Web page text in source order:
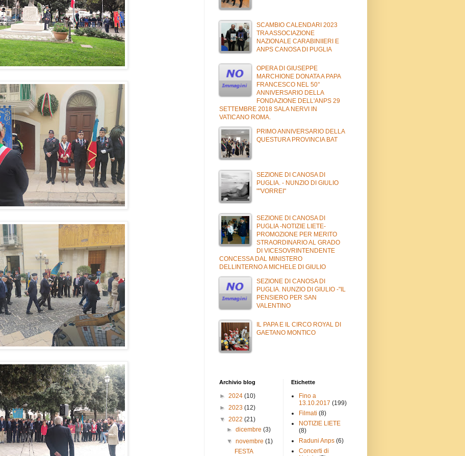
SCAMBIO CALENDARI 2023
TRA ASSOCIAZIONE
NAZIONALE CARABINIIERI E
ANPS CANOSA DI PUGLIA
OPERA DI GIUSEPPE
MARCHIONE DONATA A PAPA
FRANCESCO NEL 50°
ANNIVERSARIO DELLA
FONDAZIONE DELL'ANPS 29
SETTEMBRE 2018 SALA NERVI IN
VATICANO ROMA.
PRIMO ANNIVERSARIO DELLA
QUESTURA PROVINCIA BAT
SEZIONE DI CANOSA DI
PUGLIA. - NUNZIO DI GIULIO
""VORREI"
SEZIONE DI CANOSA DI
PUGLIA -NOTIZIE LIETE-
PROMOZIONE PER MERITO
STRAORDINARIO AL GRADO
DI VICESOVRINTENDENTE
CONCESSA DAL MINISTERO
DELLINTERNO A MICHELE DI GIULIO
SEZIONE DI CANOSA DI
PUGLIA. NUNZIO DI GIULIO -"IL
PENSIERO PER SAN
VALENTINO
IL PAPA E IL CIRCO ROYAL DI
GAETANO MONTICO
Archivio blog
► 2024 (10)
► 2023 (12)
▼ 2022 (21)
►dicembre(3)
▼novembre(1)
FESTA
Etichette
Fino a
13.10.2017 (199)
Filmati (8)
NOTIZIE LIETE
(8)
Raduni Anps (6)
Concerti di